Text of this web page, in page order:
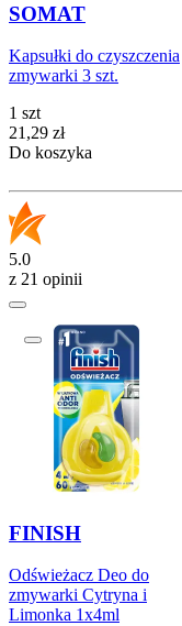
SOMAT
Kapsułki do czyszczenia
zmywarki 3 szt.
1 szt
Cena
21,29 zł
Do koszyka
5.0
z 21 opinii
FINISH
Odświeżacz Deo do
zmywarki Cytryna i
Limonka 1x4ml